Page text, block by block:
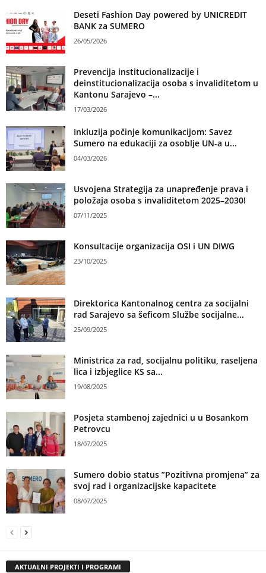
Deseti Fashion Day powered by UNICREDIT
BANK za SUMERO
26/05/2026
Prevencija institucionalizacije i
deinstitucionalizacija osoba s invaliditetom u
Kantonu Sarajevo –...
17/03/2026
Inkluzija počinje komunikacijom: Savez
Sumero na edukaciji za osoblje UN-a u...
04/03/2026
Usvojena Strategija za unapređenje prava i
položaja osoba s invaliditetom 2025–2030!
07/11/2025
Konsultacije organizacija OSI i UN DIWG
23/10/2025
Direktorica Kantonalnog centra za socijalni
rad Sarajevo sa šeficom Službe socijalne...
25/09/2025
Ministrica za rad, socijalnu politiku, raseljena
lica i izbjeglice KS sa...
19/08/2025
Posjeta stambenoj zajednici u u Bosankom
Petrovcu
18/07/2025
Sumero dobio status ”Pozitivna promjena” za
svoj rad i organizacijske kapacitete
08/07/2025
AKTUALNI PROJEKTI I PROGRAMI